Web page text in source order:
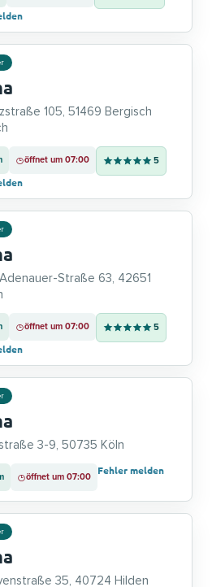
105, 51469 Bergisch
öffnet um 07:00 5
Straße 63, 42651
öffnet um 07:00 5
3-9, 50735 Köln
öffnet um 07:00
Fehler melden
35, 40724 Hilden